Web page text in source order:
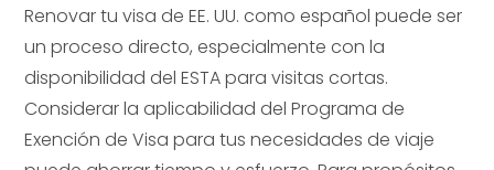
Renovar tu visa de EE. UU. como español puede ser
un proceso directo, especialmente con la
disponibilidad del ESTA para visitas cortas.
Considerar la aplicabilidad del Programa de
Exención de Visa para tus necesidades de viaje